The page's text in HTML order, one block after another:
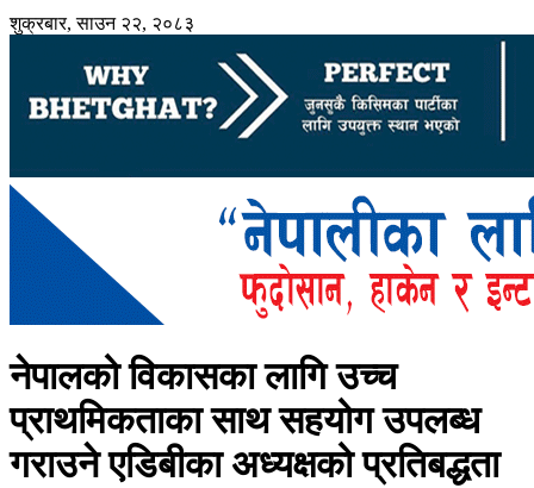
शुक्रबार, साउन २२, २०८३
नेपालको विकासका लागि उच्च
प्राथमिकताका साथ सहयोग उपलब्ध
गराउने एडिबीका अध्यक्षको प्रतिबद्धता